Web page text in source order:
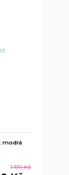
modrá
1 199 Kč